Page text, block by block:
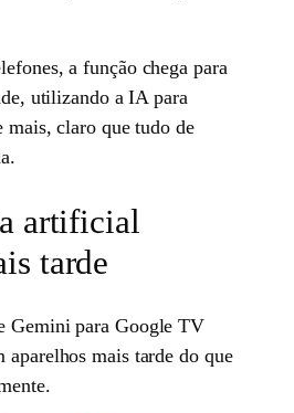
a função chega para
utilizando a IA para
mais, claro que tudo de
artificial
tarde
Gemini para Google TV
aparelhos mais tarde do que